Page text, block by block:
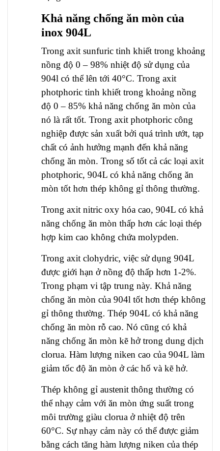
Khả năng chống ăn mòn của
inox 904L
Trong axit sunfuric tinh khiết trong khoảng
nồng độ 0 – 98% nhiệt độ sử dụng của
904l có thể lên tới 40°C. Trong axit
photphoric tinh khiết trong khoảng nồng
độ 0 – 85% khả năng chống ăn mòn của
nó là rất tốt. Trong axit photphoric công
nghiệp được sản xuất bởi quá trình ướt, tạp
chất có ảnh hưởng mạnh đến khả năng
chống ăn mòn. Trong số tốt cả các loại axit
photphoric, 904L có khả năng chống ăn
mòn tốt hơn thép không gỉ thông thường.
Trong axit nitric oxy hóa cao, 904L có khả
năng chống ăn mòn thấp hơn các loại thép
hợp kim cao không chứa molypden.
Trong axit clohydric, việc sử dụng 904L
được giới hạn ở nồng độ thấp hơn 1-2%.
Trong phạm vi tập trung này. Khả năng
chống ăn mòn của 904l tốt hơn thép không
gỉ thông thường. Thép 904L có khả năng
chống ăn mòn rỗ cao. Nó cũng có khả
năng chống ăn mòn kẽ hở trong dung dịch
clorua. Hàm lượng niken cao của 904L làm
giảm tốc độ ăn mòn ở các hố và kẽ hở.
Thép không gỉ austenit thông thường có
thể nhạy cảm với ăn mòn ứng suất trong
môi trường giàu clorua ở nhiệt độ trên
60°C. Sự nhạy cảm này có thể được giảm
bằng cách tăng hàm lượng niken của thép